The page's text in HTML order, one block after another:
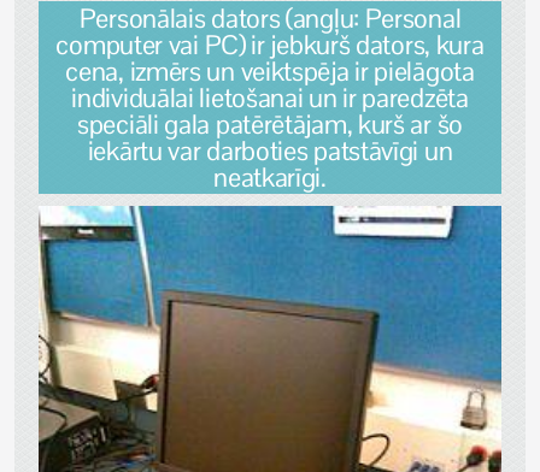
Personālais dators (angļu: Personal
computer vai PC) ir jebkurš dators, kura
cena, izmērs un veiktspēja ir pielāgota
individuālai lietošanai un ir paredzēta
speciāli gala patērētājam, kurš ar šo
iekārtu var darboties patstāvīgi un
neatkarīgi.